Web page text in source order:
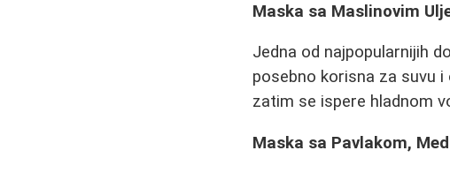
Maska sa Maslinovim
Jedna od najpopularnijih
posebno korisna za suvu
zatim se ispere hladnom
Maska sa Pavlakom,